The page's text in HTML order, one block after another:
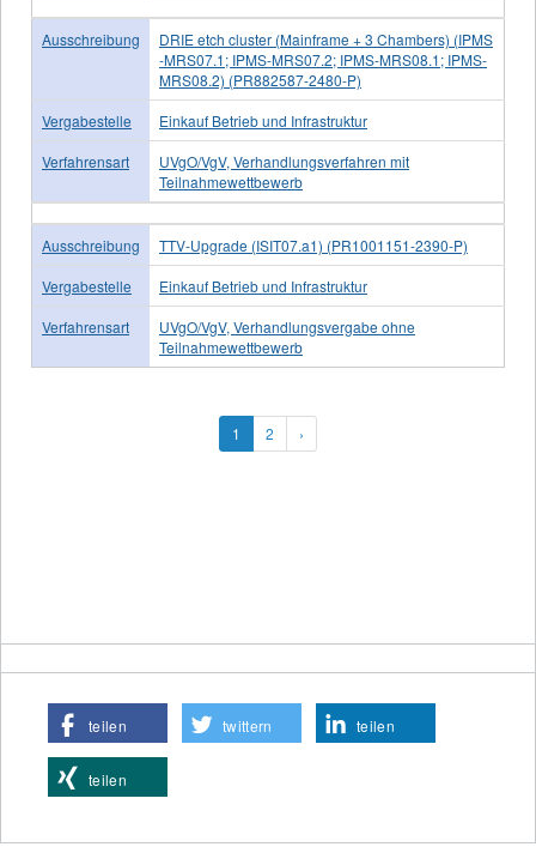
Ausschreibung
DRIE etch cluster (Mainframe + 3 Chambers) (IPMS
-MRS07.1; IPMS-MRS07.2; IPMS-MRS08.1; IPMS-
MRS08.2) (PR882587-2480-P)
Vergabestelle
Einkauf Betrieb und Infrastruktur
Verfahrensart
UVgO/VgV, Verhandlungsverfahren mit
Teilnahmewettbewerb
Ausschreibung
TTV-Upgrade (ISIT07.a1) (PR1001151-2390-P)
Vergabestelle
Einkauf Betrieb und Infrastruktur
Verfahrensart
UVgO/VgV, Verhandlungsvergabe ohne
Teilnahmewettbewerb
1 2 ›
teilen twittern teilen
teilen